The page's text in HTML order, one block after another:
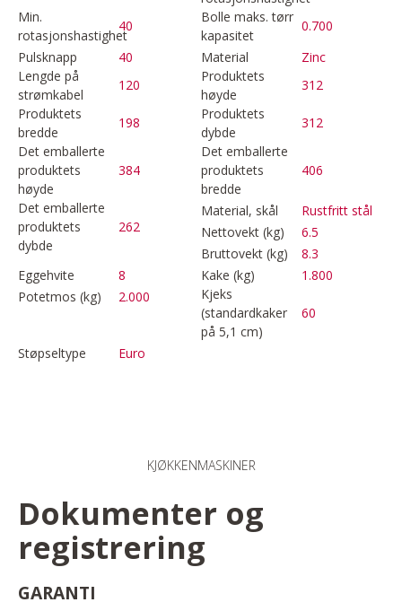
Min.
rotasjonshastighet
40
Bolle maks. tørr
kapasitet
0.700
Pulsknapp
40 Material
Zinc
Lengde på
strømkabel
120
Produktets
høyde
312
Produktets
bredde
198
Produktets
dybde
312
Det emballerte
produktets
høyde
384
Det emballerte
produktets
bredde
406
Det emballerte
produktets
dybde
262
Material, skål
Rustfritt stål
Nettovekt (kg)
6.5
Bruttovekt (kg)
8.3
Eggehvite
8 Kake (kg)
1.800
Potetmos (kg)
2.000
Kjeks
(standardkaker
på 5,1 cm)
60
Støpseltype Euro
KJØKKENMASKINER
Dokumenter og
registrering
GARANTI